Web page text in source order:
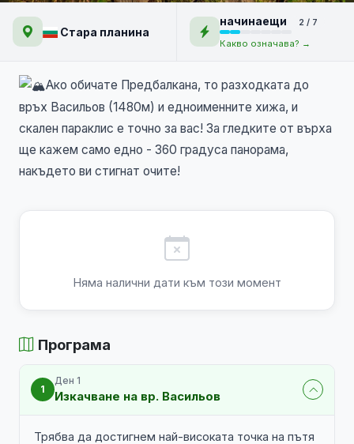
Връх Васильов
Стара планина
начинаещи
2 / 7
Какво означава? →
Ако обичате Предбалкана, то разходката до
връх Васильов (1480м) и едноименните хижа, и
скален параклис е точно за вас! За гледките от върха
ще кажем само едно - 360 градуса панорама,
накъдето ви стигнат очите!
Няма налични дати към този момент
Програма
1
Ден 1
Изкачване на вр. Васильов
Трябва да достигнем най-високата точка на пътя